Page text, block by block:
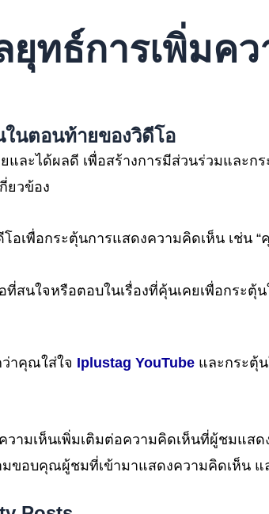
ยุทธ์การเพิ่มค
นตอนท้ายของวิดีโอ
และได้ผลดี เพื่อสร้างการมีส่วนร่วมและ
ยวข้อง
เพื่อกระตุ้นการแสดงความคิดเห็น เช่น “
สนใจหรือตอบในเรื่องที่คุ้นเคยเพื่อกระตุ้
าคุณใส่ใจ Iplustag YouTube และกระตุ้
วามเห็นเพิ่มเติมต่อความคิดเห็นที่ผู้ชมแสด
ขอบคุณผู้ชมที่เข้ามาแสดงความคิดเห็น